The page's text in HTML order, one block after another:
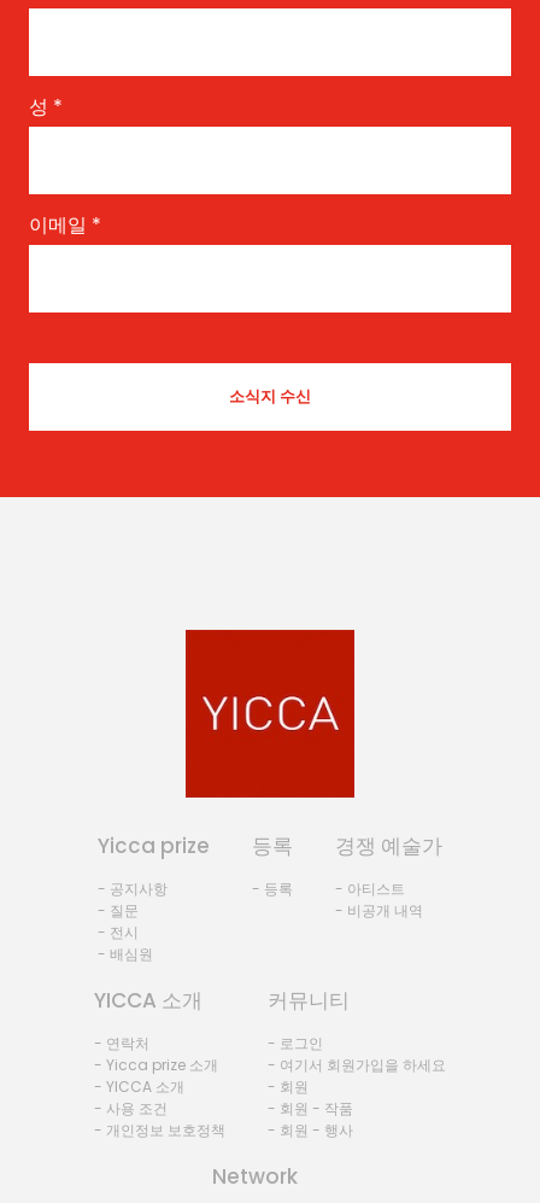
성 *
이메일 *
Yicca prize
- 공지사항
- 질문
- 전시
- 배심원
등록
- 등록
경쟁 예술가
- 아티스트
- 비공개 내역
YICCA 소개
- 연락처
- Yicca prize 소개
- YICCA 소개
- 사용 조건
- 개인정보 보호정책
커뮤니티
- 로그인
- 여기서 회원가입을 하세요
- 회원
- 회원 - 작품
- 회원 - 행사
Network